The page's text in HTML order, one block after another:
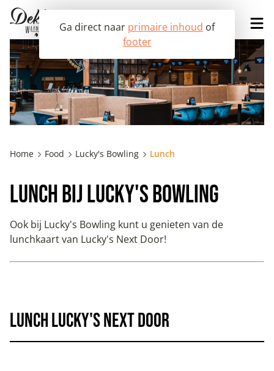
Ga direct naar primaire inhoud of
footer
Bowling
Vandaag geopend van 12:00 tot
22:00
Home Food Lucky's Bowling Lunch
Lunch bij Lucky's Bowling
Ook bij Lucky's Bowling kunt u genieten van de
lunchkaart van Lucky's Next Door!
Lunch Lucky's Next Door